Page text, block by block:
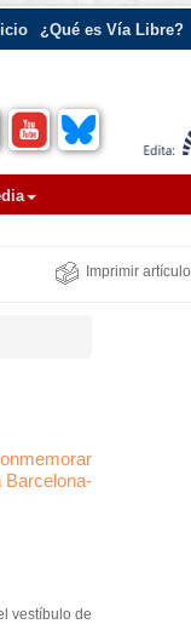
¿Qué es Vía Libre?
Imprimir artículo
Barcelona-
vestíbulo de